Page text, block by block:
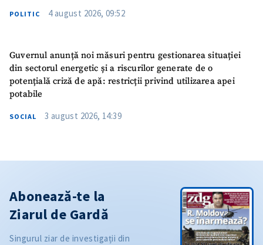
POLITIC 4 august 2026, 09:52
Guvernul anunță noi măsuri pentru gestionarea situației
din sectorul energetic și a riscurilor generate de o
potențială criză de apă: restricții privind utilizarea apei
potabile
SOCIAL 3 august 2026, 14:39
Abonează-te la
Ziarul de Gardă
Singurul ziar de investigații din